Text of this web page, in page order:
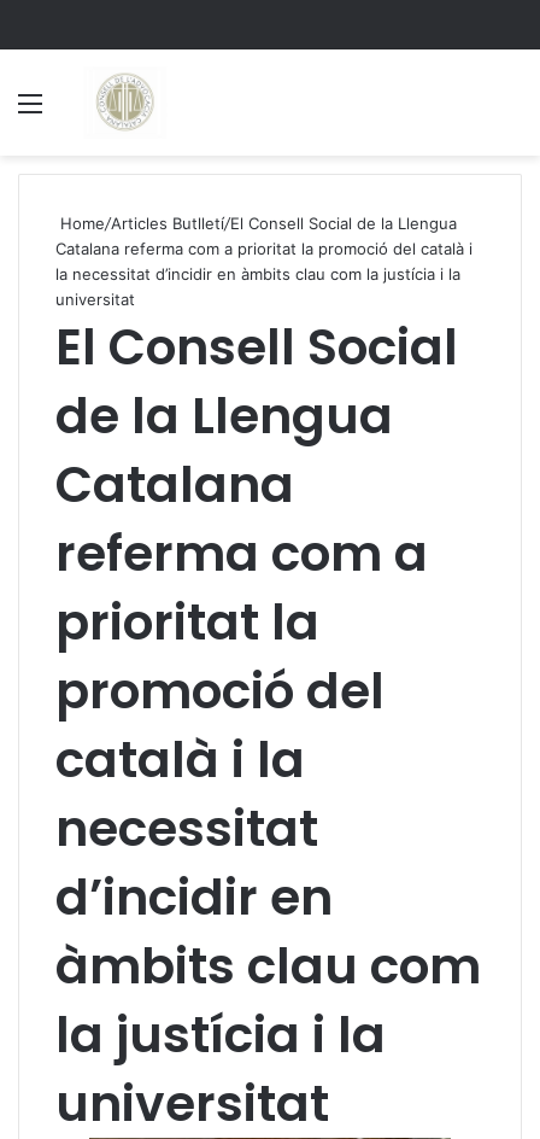
Home/Articles Butlletí/El Consell Social de la Llengua
Catalana referma com a prioritat la promoció del català i
la necessitat d’incidir en àmbits clau com la justícia i la
universitat
El Consell Social
de la Llengua
Catalana
referma com a
prioritat la
promoció del
català i la
necessitat
d’incidir en
àmbits clau com
la justícia i la
universitat